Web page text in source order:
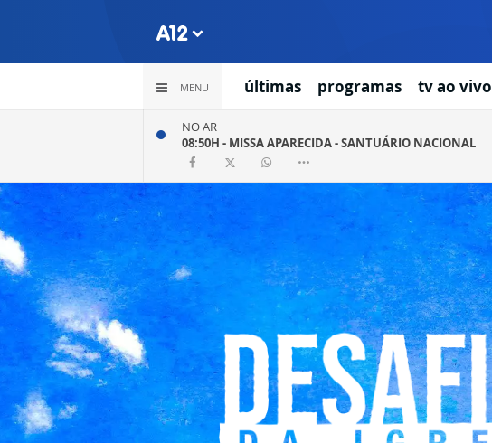
MENU últimas programas tv ao vivo
NO AR
08:50H - MISSA APARECIDA - SANTUÁRIO NACIONAL